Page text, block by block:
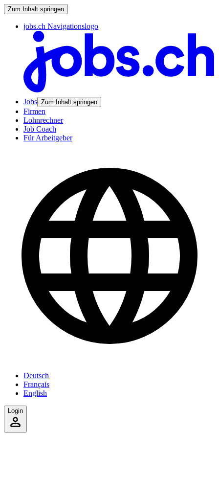
Zum Inhalt springen
jobs.ch Navigationslogo
Jobs Zum Inhalt springen
Firmen
Lohnrechner
Job Coach
Für Arbeitgeber
Deutsch
Français
English
Login